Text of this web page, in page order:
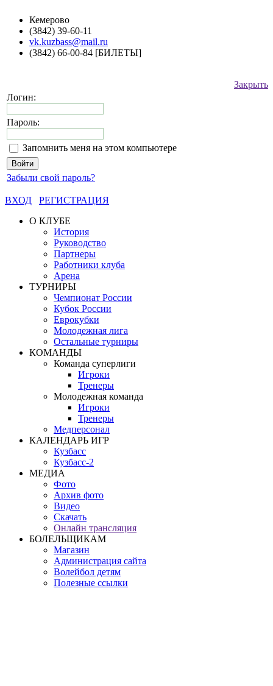
Кемерово
(3842) 39-60-11
vk.kuzbass@mail.ru
(3842) 66-00-84 [БИЛЕТЫ]
Закрыть
Логин:
Пароль:
Запомнить меня на этом компьютере
Забыли свой пароль?
ВХОД
РЕГИСТРАЦИЯ
О КЛУБЕ
История
Руководство
Партнеры
Работники клуба
Арена
ТУРНИРЫ
Чемпионат России
Кубок России
Еврокубки
Молодежная лига
Остальные турниры
КОМАНДЫ
Команда суперлиги
Игроки
Тренеры
Молодежная команда
Игроки
Тренеры
Медперсонал
КАЛЕНДАРЬ ИГР
Кузбасс
Кузбасс-2
МЕДИА
Фото
Архив фото
Видео
Скачать
Онлайн трансляция
БОЛЕЛЬЩИКАМ
Магазин
Администрация сайта
Волейбол детям
Полезные ссылки